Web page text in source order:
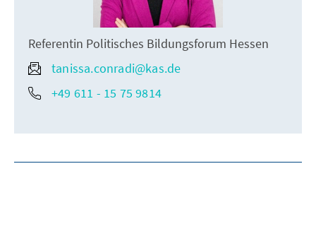
Referentin Politisches Bildungsforum Hessen
tanissa.conradi@kas.de
+49 611 - 15 75 9814